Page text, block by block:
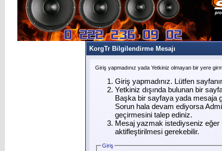
KorgTr Bilgilendirme Mesajı
Giriş yapmadınız yada Yetkiniz olmayan bir yere
Giriş yapmadınız. Lütfen
Yetkiniz dışında bulunan bir
Başka bir sayfaya yada mesaja
Sorun hala devam ediyorsa
geçirmesini talep ediniz.
Mesaj yazmak istediyseniz eğer
aktifleştirilmesi gerekebilir.
Giriş